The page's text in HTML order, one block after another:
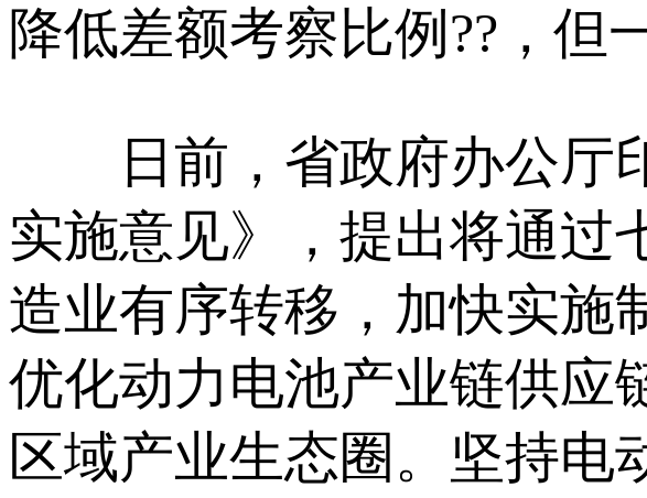
降低差额考察比例??，但
日前，省政府办公厅
实施意见》，提出将通过
造业有序转移，加快实施
优化动力电池产业链供应
区域产业生态圈。坚持电